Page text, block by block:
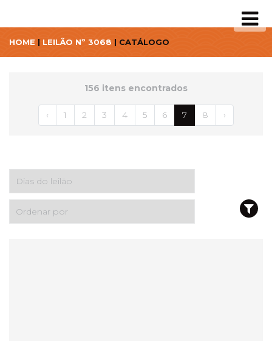
HOME | LEILÃO Nº 3068 | CATÁLOGO
156 itens encontrados
‹ 1 2 3 4 5 6 7 8 ›